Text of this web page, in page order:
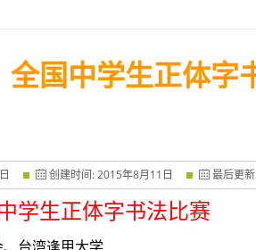
“中华翰墨情”佛港澳台侨中小学生书法比赛最高
全国中学生正体字
日 创建时间:2015年8月11 日 最后更
学生正体字书法比赛
台湾逢甲大学